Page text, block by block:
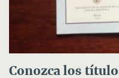
Conozca los